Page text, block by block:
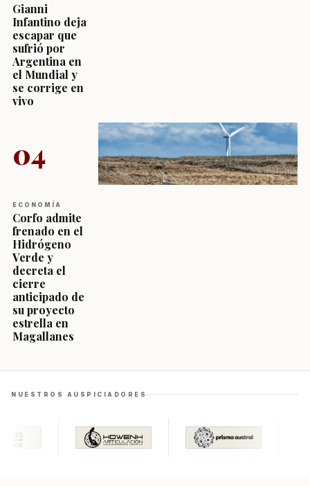
Gianni
Infantino deja
escapar que
sufrió por
Argentina en
el Mundial y
se corrige en
vivo
04
ECONOMÍA
Corfo admite
frenado en el
Hidrógeno
Verde y
decreta el
cierre
anticipado de
su proyecto
estrella en
Magallanes
NUESTROS AUSPICIADORES